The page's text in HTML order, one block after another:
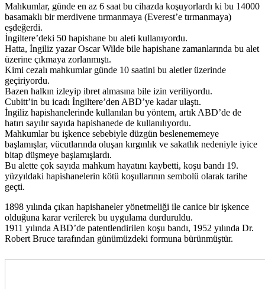
Mahkumlar, günde en az 6 saat bu cihazda koşuyorlardı ki bu 14000
basamaklı bir merdivene tırmanmaya (Everest’e tırmanmaya)
eşdeğerdi.
İngiltere’deki 50 hapishane bu aleti kullanıyordu.
Hatta, İngiliz yazar Oscar Wilde bile hapishane zamanlarında bu alet
üzerine çıkmaya zorlanmıştı.
Kimi cezalı mahkumlar günde 10 saatini bu aletler üzerinde
geçiriyordu.
Bazen halkın izleyip ibret almasına bile izin veriliyordu.
Cubitt’in bu icadı İngiltere’den ABD’ye kadar ulaştı.
İngiliz hapishanelerinde kullanılan bu yöntem, artık ABD’de de
hatırı sayılır sayıda hapishanede de kullanılıyordu.
Mahkumlar bu işkence sebebiyle düzgün beslenememeye
başlamışlar, vücutlarında oluşan kırgınlık ve sakatlık nedeniyle iyice
bitap düşmeye başlamışlardı.
Bu alette çok sayıda mahkum hayatını kaybetti, koşu bandı 19.
yüzyıldaki hapishanelerin kötü koşullarının sembolü olarak tarihe
geçti.
1898 yılında çıkan hapishaneler yönetmeliği ile canice bir işkence
olduğuna karar verilerek bu uygulama durduruldu.
1911 yılında ABD’de patentlendirilen koşu bandı, 1952 yılında Dr.
Robert Bruce tarafından günümüzdeki formuna bürünmüştür.